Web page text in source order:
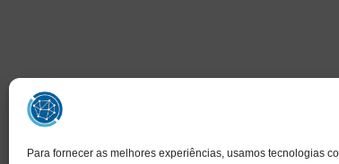
Para fornecer as melhores experiências, usamos tecnologias